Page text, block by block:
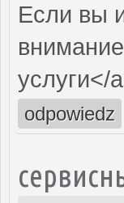
Если вы
услуги</
odpowiedz